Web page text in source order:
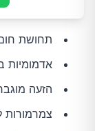
תחושת
אדמומיות
הזעה
צמרמורות